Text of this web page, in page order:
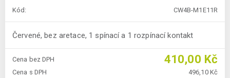
Kód: CW4B-M1E11R
Červené, bez aretace, 1 spínací a 1 rozpínací kontakt
Cena bez DPH 410,00 Kč
Cena s DPH 496,10 Kč